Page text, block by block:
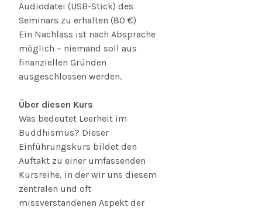
Audiodatei (USB-Stick) des
Seminars zu erhalten (80 €)
Ein Nachlass ist nach Absprache
möglich – niemand soll aus
finanziellen Gründen
ausgeschlossen werden.
Über diesen Kurs
Was bedeutet Leerheit im
Buddhismus? Dieser
Einführungskurs bildet den
Auftakt zu einer umfassenden
Kursreihe, in der wir uns diesem
zentralen und oft
missverstandenen Aspekt der